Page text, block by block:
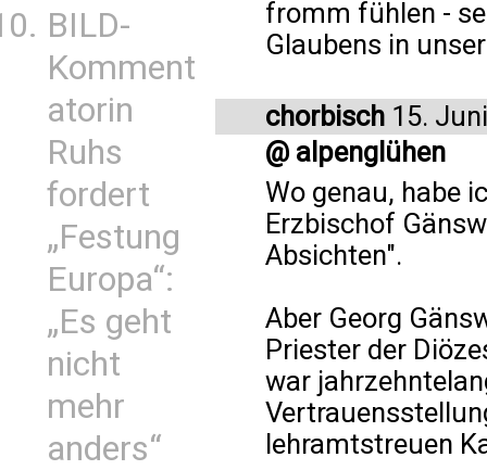
BILD-
Komment
atorin
Ruhs
fordert
„Festung
Europa“:
„Es geht
nicht
mehr
anders“
fromm fühlen -
Glaubens in
chorbisch 15.
@ alpenglühen
Wo genau, habe
Erzbischof
Absichten".
Aber Georg
Priester der
war
lehramtstreuen